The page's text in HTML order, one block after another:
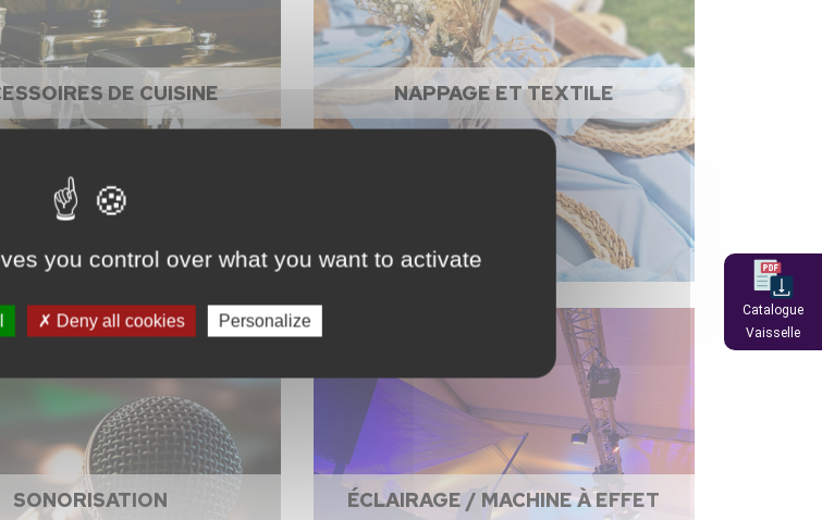
DE CUISINE NAPPAGE ET TEXTILE
SONORISATION ÉCLAIRAGE / MACHINE À EFFET
Catalogue
Vaisselle
you control over what you want to activate
Deny all cookies Personalize